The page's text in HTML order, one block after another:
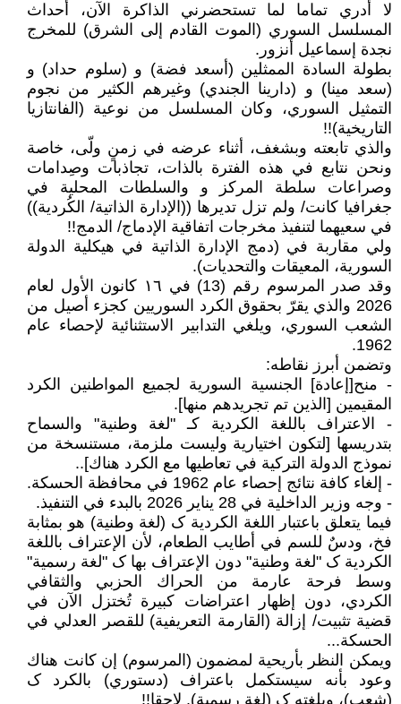
لا أدري تماما لما تستحضرني الذاكرة الآن، أحداث
المسلسل السوري (الموت القادم إلى الشرق) للمخرج
نجدة إسماعيل أنزور.
بطولة السادة الممثلين (أسعد فضة) و (سلوم حداد) و
(سعد مينا) و (دارينا الجندي) وغيرهم الكثير من نجوم
التمثيل السوري، وكان المسلسل من نوعية (الفانتازيا
التاريخية)!!
والذي تابعته وبشغف، أثناء عرضه في زمنٍ ولّى، خاصة
ونحن نتابع في هذه الفترة بالذات، تجاذبات وصِدامات
وصراعات سلطة المركز و والسلطات المحلية في
جغرافيا كانت/ ولم تزل تديرها ((الإدارة الذاتية/ الكُردية))
في سعيهما لتنفيذ مخرجات اتفاقية الإدماج/ الدمج!!
ولي مقاربة في (دمج الإدارة الذاتية في هيكلية الدولة
السورية، المعيقات والتحديات).
وقد صدر المرسوم رقم (13) في ١٦ كانون الأول لعام
2026 والذي يقرّ بحقوق الكرد السوريين كجزء أصيل من
الشعب السوري، ويلغي التدابير الاستثنائية لإحصاء عام
1962.
وتضمن أبرز نقاطه:
- منح[إعادة] الجنسية السورية لجميع المواطنين الكرد
المقيمين [الذين تم تجريدهم منها].
- الاعتراف باللغة الكردية كـ "لغة وطنية" والسماح
بتدريسها [لتكون اختيارية وليست ملزمة، مستنسخة من
نموذج الدولة التركية في تعاطيها مع الكرد هناك]..
- إلغاء كافة نتائج إحصاء عام 1962 في محافظة الحسكة.
- وجه وزير الداخلية في 28 يناير 2026 بالبدء في التنفيذ.
فيما يتعلق باعتبار اللغة الكردية ک (لغة وطنية) هو بمثابة
فخ، ودسٌ للسم في أطايب الطعام، لأن الإعتراف باللغة
الكردية ک "لغة وطنية" دون الإعتراف بها ک "لغة رسمية"
وسط فرحة عارمة من الحراك الحزبي والثقافي
الكردي، دون إظهار اعتراضات كبيرة تُختزل الآن في
قضية تثبيت/ إزالة (القارمة التعريفية) للقصر العدلي في
الحسكة...
ويمكن النظر بأريحية لمضمون (المرسوم) إن كانت هناك
وعود بأنه سيستكمل باعتراف (دستوري) بالكرد ک
(شعب)، وبلغته ک (لغة رسمية). لاحقا!!